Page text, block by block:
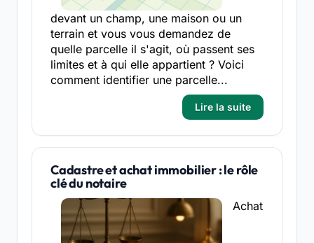
devant un champ, une maison ou un
terrain et vous vous demandez de
quelle parcelle il s'agit, où passent ses
limites et à qui elle appartient ? Voici
comment identifier une parcelle...
Lire la suite
Cadastre et achat immobilier : le rôle
clé du notaire
Achat